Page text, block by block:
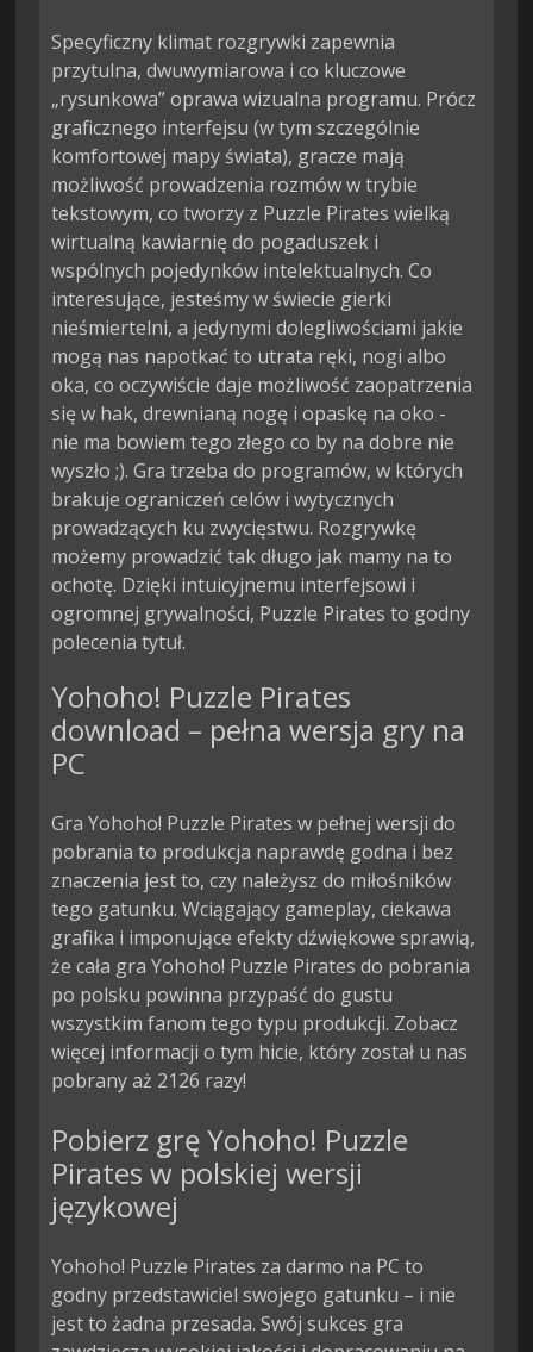
Specyficzny klimat rozgrywki zapewnia
przytulna, dwuwymiarowa i co kluczowe
„rysunkowa” oprawa wizualna programu. Prócz
graficznego interfejsu (w tym szczególnie
komfortowej mapy świata), gracze mają
możliwość prowadzenia rozmów w trybie
tekstowym, co tworzy z Puzzle Pirates wielką
wirtualną kawiarnię do pogaduszek i
wspólnych pojedynków intelektualnych. Co
interesujące, jesteśmy w świecie gierki
nieśmiertelni, a jedynymi dolegliwościami jakie
mogą nas napotkać to utrata ręki, nogi albo
oka, co oczywiście daje możliwość zaopatrzenia
się w hak, drewnianą nogę i opaskę na oko -
nie ma bowiem tego złego co by na dobre nie
wyszło ;). Gra trzeba do programów, w których
brakuje ograniczeń celów i wytycznych
prowadzących ku zwycięstwu. Rozgrywkę
możemy prowadzić tak długo jak mamy na to
ochotę. Dzięki intuicyjnemu interfejsowi i
ogromnej grywalności, Puzzle Pirates to godny
polecenia tytuł.
Yohoho! Puzzle Pirates
download – pełna wersja gry na
PC
Gra Yohoho! Puzzle Pirates w pełnej wersji do
pobrania to produkcja naprawdę godna i bez
znaczenia jest to, czy należysz do miłośników
tego gatunku. Wciągający gameplay, ciekawa
grafika i imponujące efekty dźwiękowe sprawią,
że cała gra Yohoho! Puzzle Pirates do pobrania
po polsku powinna przypaść do gustu
wszystkim fanom tego typu produkcji. Zobacz
więcej informacji o tym hicie, który został u nas
pobrany aż 2126 razy!
Pobierz grę Yohoho! Puzzle
Pirates w polskiej wersji
językowej
Yohoho! Puzzle Pirates za darmo na PC to
godny przedstawiciel swojego gatunku – i nie
jest to żadna przesada. Swój sukces gra